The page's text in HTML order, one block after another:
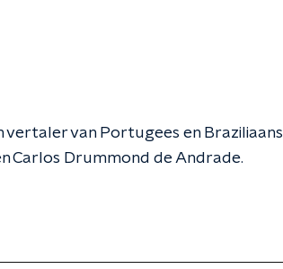
van Portugees en Braziliaans
Carlos Drummond de Andrade.